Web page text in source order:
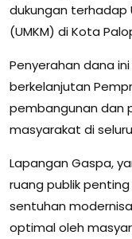
dukungan terhadap
(UMKM) di Kota
Penyerahan dana
berkelanjutan
pembangunan dan
masyarakat di
Lapangan Gaspa,
ruang publik
sentuhan
optimal oleh